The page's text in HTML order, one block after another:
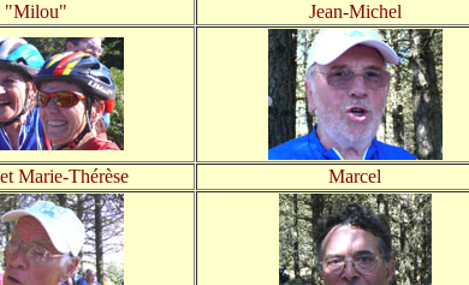
"Milou" Jean-Michel
Marie-Thérèse Marcel